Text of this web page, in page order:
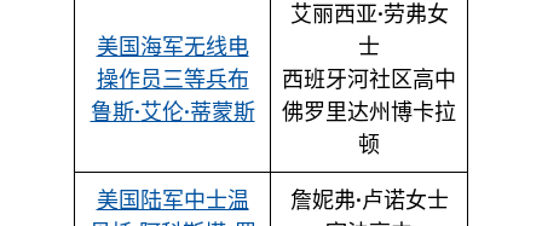
美国海军无线电
操作员三等兵布
鲁斯·艾伦·蒂蒙斯
艾丽西亚·劳弗女
士
西班牙河社区高中
佛罗里达州博卡拉
顿
美国陆军中士温
詹妮弗·卢诺女士